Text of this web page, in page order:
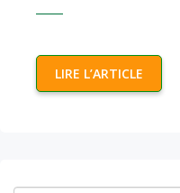
LIRE L’ARTICLE